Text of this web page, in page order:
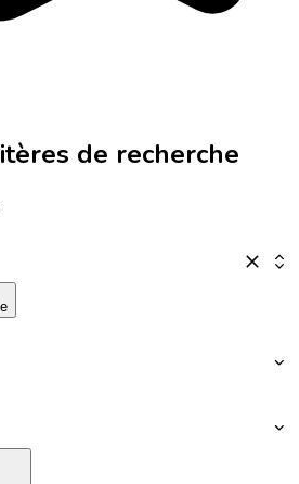
de recherche